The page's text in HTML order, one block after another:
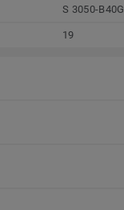
S 3050-B40G
19